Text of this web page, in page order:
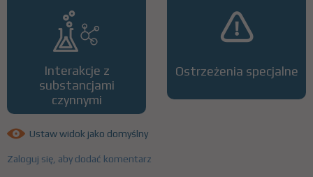
Interakcje z
substancjami
czynnymi
Ostrzeżenia specjalne
Ustaw widok jako domyślny
Zaloguj się, aby dodać komentarz